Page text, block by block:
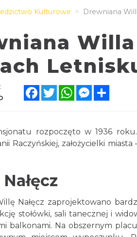
Kulturowe Drewniana
Willa
FacebookTwitterWhatsAppMessenger
rozpoczęto w 1936
Raczyńskiej, założycielki
Nałęcz zaprojektowano
stołówki, sali tanecznej i
balkonami. Na obszernym